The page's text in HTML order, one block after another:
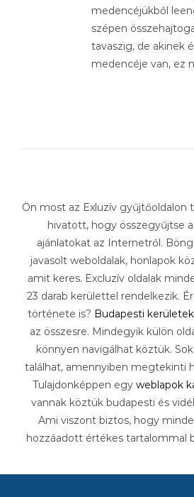
medencéjükből
szépen
tavaszig, de akinek
medencéje van, ez
Ön most az Exluzív gyűjtőoldalon
hivatott, hogy összegyűjtse
ajánlatokat az Internetről.
javasolt weboldalak, honlapok
amit keres. Excluzív oldalak
23 darab kerülettel rendelkezik.
története is? Budapesti kerületek
az összesre. Mindegyik külön
könnyen navigálhat köztük.
találhat, amennyiben megtekinti
Tulajdonképpen egy weblapok
vannak köztük budapesti és
Ami viszont biztos, hogy
hozzáadott értékes tartalommal